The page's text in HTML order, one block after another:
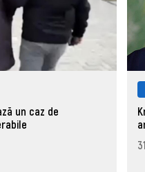
un caz de